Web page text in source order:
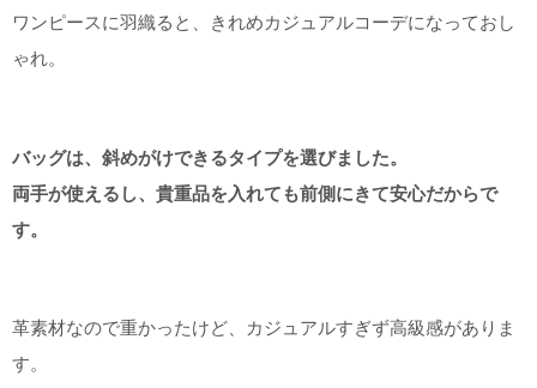
ワンピースに羽織ると、きれめカジュアルコーデになっておし
ゃれ。
バッグは、斜めがけできるタイプを選びました。
両手が使えるし、貴重品を入れても前側にきて安心だからで
す。
革素材なので重かったけど、カジュアルすぎず高級感がありま
す。